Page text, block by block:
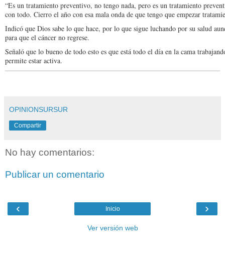
“Es un tratamiento preventivo, no tengo nada, pero es un tratamiento
con todo. Cierro el año con esa mala onda de que tengo que empezar
Indicó que Dios sabe lo que hace, por lo que sigue luchando por su salud
para que el cáncer no regrese.
Señaló que lo bueno de todo esto es que está todo el día en la cama
permite estar activa.
OPINIONSURSUR
Compartir
No hay comentarios:
Publicar un comentario
‹ ›
Inicio
Ver versión web